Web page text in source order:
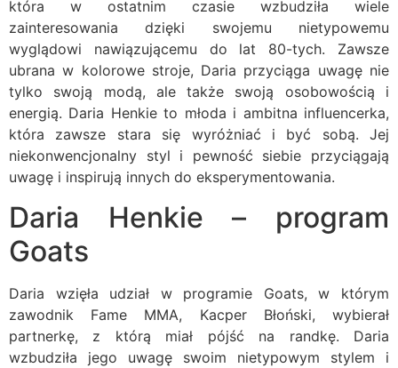
która w ostatnim czasie wzbudziła wiele
zainteresowania dzięki swojemu nietypowemu
wyglądowi nawiązującemu do lat 80-tych. Zawsze
ubrana w kolorowe stroje, Daria przyciąga uwagę nie
tylko swoją modą, ale także swoją osobowością i
energią. Daria Henkie to młoda i ambitna influencerka,
która zawsze stara się wyróżniać i być sobą. Jej
niekonwencjonalny styl i pewność siebie przyciągają
uwagę i inspirują innych do eksperymentowania.
Daria Henkie – program
Goats
Daria wzięła udział w programie Goats, w którym
zawodnik Fame MMA, Kacper Błoński, wybierał
partnerkę, z którą miał pójść na randkę. Daria
wzbudziła jego uwagę swoim nietypowym stylem i